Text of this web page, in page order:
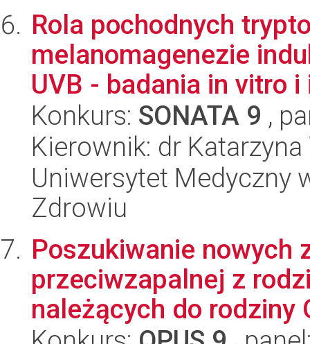
Rola pochodnych
melanomagenezie
UVB - badania in vitro i
Konkurs: SONATA 9 ,
Kierownik: dr Katarzyna
Uniwersytet Medyczny
Zdrowiu
Poszukiwanie nowych
przeciwzapalnej z
należących do rodziny